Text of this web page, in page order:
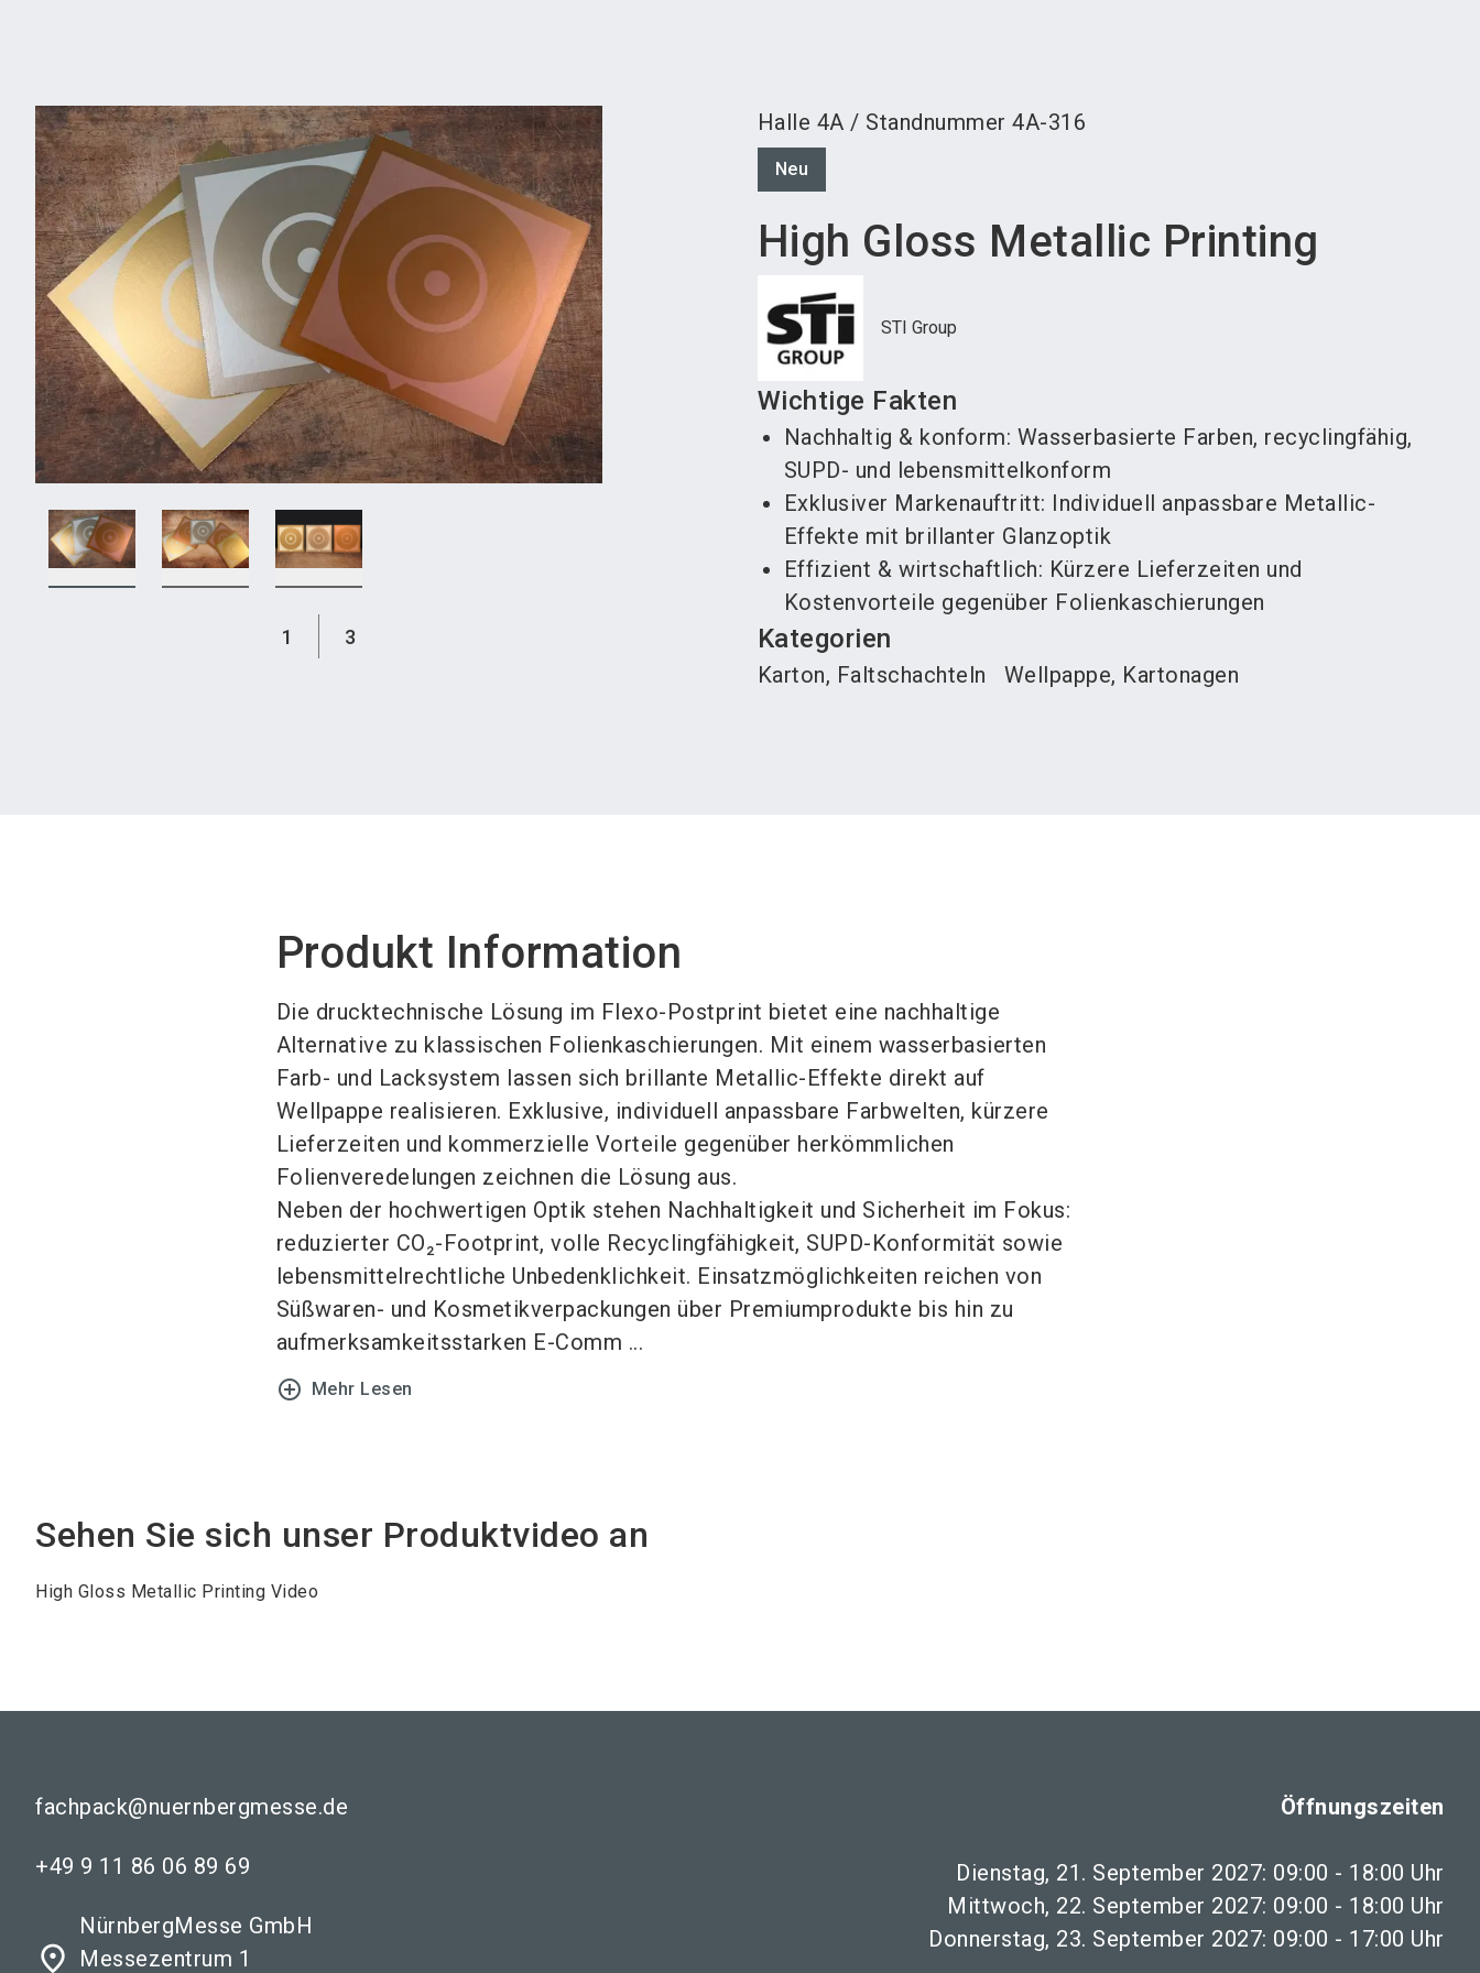
1 3
Halle 4A / Standnummer 4A-316
Neu
High Gloss Metallic Printing
STI Group
Wichtige Fakten
Nachhaltig & konform: Wasserbasierte Farben, recyclingfähig,
SUPD- und lebensmittelkonform
Exklusiver Markenauftritt: Individuell anpassbare Metallic-
Effekte mit brillanter Glanzoptik
Effizient & wirtschaftlich: Kürzere Lieferzeiten und
Kostenvorteile gegenüber Folienkaschierungen
Kategorien
Karton, Faltschachteln Wellpappe, Kartonagen
Produkt Information
Die drucktechnische Lösung im Flexo-Postprint bietet eine nachhaltige
Alternative zu klassischen Folienkaschierungen. Mit einem wasserbasierten
Farb- und Lacksystem lassen sich brillante Metallic-Effekte direkt auf
Wellpappe realisieren. Exklusive, individuell anpassbare Farbwelten, kürzere
Lieferzeiten und kommerzielle Vorteile gegenüber herkömmlichen
Folienveredelungen zeichnen die Lösung aus.
Neben der hochwertigen Optik stehen Nachhaltigkeit und Sicherheit im Fokus:
reduzierter CO₂-Footprint, volle Recyclingfähigkeit, SUPD-Konformität sowie
lebensmittelrechtliche Unbedenklichkeit. Einsatzmöglichkeiten reichen von
Süßwaren- und Kosmetikverpackungen über Premiumprodukte bis hin zu
aufmerksamkeitsstarken E-Comm ...
add_circle_outline Mehr Lesen
Sehen Sie sich unser Produktvideo an
High Gloss Metallic Printing Video
fachpack@nuernbergmesse.de
+49 9 11 86 06 89 69
place
NürnbergMesse GmbH
Messezentrum 1
Öffnungszeiten
Dienstag, 21. September 2027: 09:00 - 18:00 Uhr
Mittwoch, 22. September 2027: 09:00 - 18:00 Uhr
Donnerstag, 23. September 2027: 09:00 - 17:00 Uhr